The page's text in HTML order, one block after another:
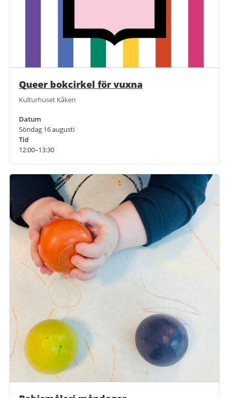
Queer bokcirkel för vuxna
Kulturhuset Kåken
Datum
Söndag 16 augusti
Tid
12:00–13:30